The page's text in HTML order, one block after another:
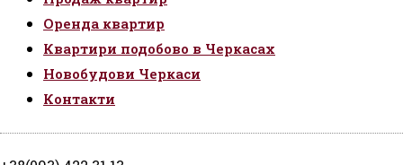
Оренда квартир
Квартири подобово в Черкасах
Новобудови Черкаси
Контакти